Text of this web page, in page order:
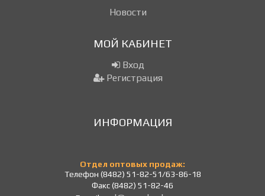
Новости
МОЙ КАБИНЕТ
Вход
Регистрация
ИНФОРМАЦИЯ
Отдел оптовых продаж:
Телефон (8482) 51-82-51/63-86-18
Факс (8482) 51-82-46